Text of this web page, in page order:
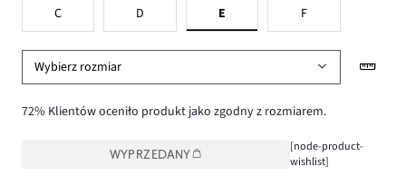
C D E F
Wybierz rozmiar
72% Klientów oceniło produkt jako zgodny z rozmiarem.
WYPRZEDANY
[node-product-
wishlist]